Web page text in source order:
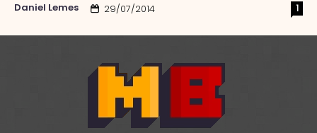
Daniel Lemes 29/07/2014 1